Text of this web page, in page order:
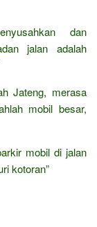
dan
jalan adalah
Jateng, merasa
mobil besar,
mobil di jalan
kotoran”